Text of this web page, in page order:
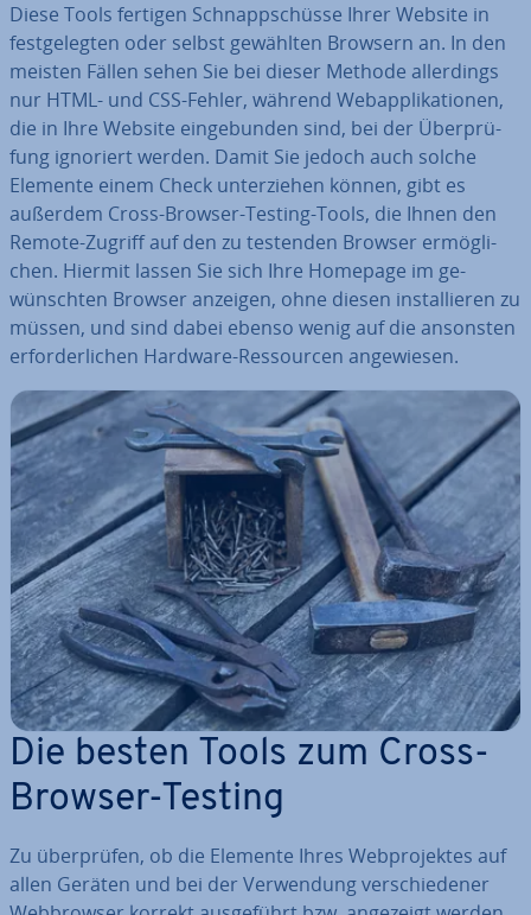
Diese Tools fertigen Schnapp­schüs­se Ihrer Website in
fest­ge­leg­ten oder selbst gewählten Browsern an. In den
meisten Fällen sehen Sie bei dieser Methode al­ler­dings
nur HTML- und CSS-Fehler, während Web­ap­pli­ka­tio­nen,
die in Ihre Website ein­ge­bun­den sind, bei der Über­prü­
fung ignoriert werden. Damit Sie jedoch auch solche
Elemente einem Check un­ter­zie­hen können, gibt es
außerdem Cross-Browser-Testing-Tools, die Ihnen den
Remote-Zugriff auf den zu testenden Browser er­mög­li­
chen. Hiermit lassen Sie sich Ihre Homepage im ge­
wünsch­ten Browser anzeigen, ohne diesen in­stal­lie­ren zu
müssen, und sind dabei ebenso wenig auf die ansonsten
er­for­der­li­chen Hardware-Res­sour­cen an­ge­wie­sen.
Die besten Tools zum Cross-
Browser-Testing
Zu über­prü­fen, ob die Elemente Ihres Web­pro­jek­tes auf
allen Geräten und bei der Ver­wen­dung ver­schie­de­ner